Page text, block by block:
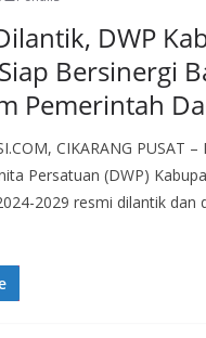
DWP
Bersinergi
Pemerintah
CIKARANG PUSAT –
Persatuan (DWP)
2029 resmi dilantik dan